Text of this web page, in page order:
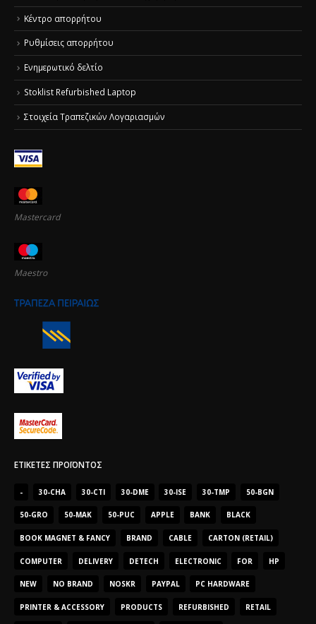
Κέντρο απορρήτου
Ρυθμίσεις απορρήτου
Ενημερωτικό δελτίο
Stoklist Refurbished Laptop
Στοιχεία Τραπεζικών Λογαριασμών
Mastercard
Maestro
ΕΤΙΚΈΤΕΣ ΠΡΟΪΌΝΤΟΣ
- 30-CHA 30-CTI 30-DME 30-ISE 30-TMP 50-BGN
50-GRO 50-MAK 50-PUC APPLE BANK BLACK
BOOK MAGNET & FANCY BRAND CABLE CARTON (RETAIL)
COMPUTER DELIVERY DETECH ELECTRONIC FOR HP
NEW NO BRAND NOSKR PAYPAL PC HARDWARE
PRINTER & ACCESSORY PRODUCTS REFURBISHED RETAIL